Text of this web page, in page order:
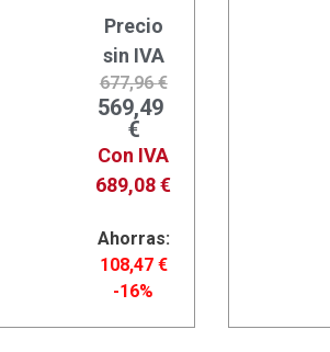
Precio
sin IVA
677,96€
569,49
€
Con IVA
689,08€
Ahorras:
108,47 €
-16%